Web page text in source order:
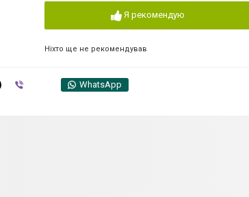
Я рекомендую
Ніхто ще не рекомендував
WhatsApp